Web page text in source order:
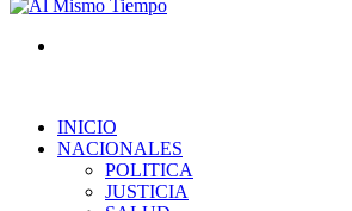
INICIO
NACIONALES
POLITICA
JUSTICIA